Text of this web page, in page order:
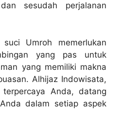
sesudah perjalanan
Umroh memerlukan
yang pas untuk
yang memiliki makna
Alhijaz Indowisata,
Anda, datang
dalam setiap aspek